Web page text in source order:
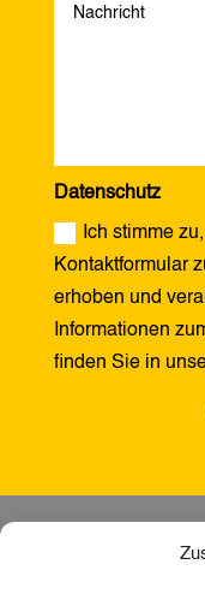
Datenschutz
Ich stimme
Kontaktformular
erhoben und
Informationen
finden Sie in